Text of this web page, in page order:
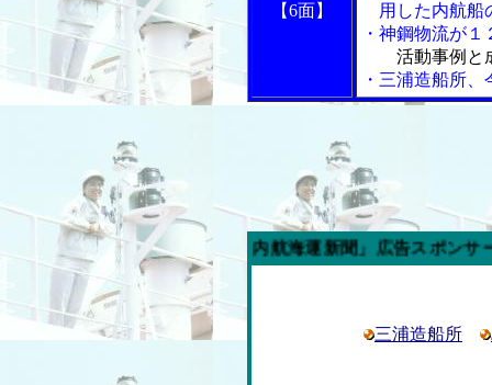
【6面】
用した内航船
・神鋼物流が
活動事例と
・三浦造船所
今週の「内航海運新聞」広告スポンサー企業
三浦造船所